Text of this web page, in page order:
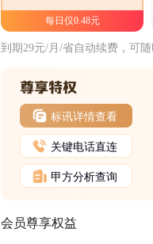
每日仅0.48元
到期29元/月/省自动续费，可随
标讯详情查看
关键电话直连
甲方分析查询
会员尊享权益